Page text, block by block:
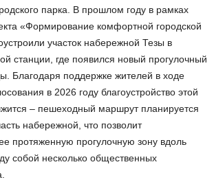
парка. В прошлом году в рамках
«Формирование комфортной городской
участок набережной Тезы в
станции, где появился новый прогулочный
Благодаря поддержке жителей в ходе
в 2026 году благоустройство этой
– пешеходный маршрут планируется
набережной, что позволит
протяженную прогулочную зону вдоль
собой несколько общественных